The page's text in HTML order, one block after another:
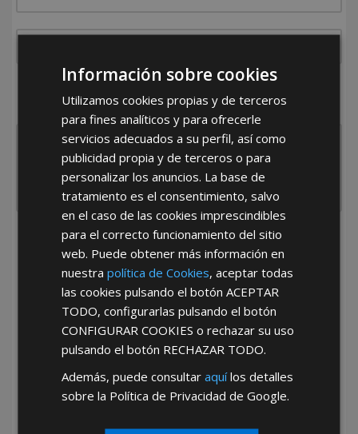
España
Portugal Otros
He leído y acepto laPolítica de Privacidad
*Abstenerse particulares, sólo venta a tiendas y empresas minoristas y
Información sobre cookies
Utilizamos cookies propias y de terceros
para fines analíticos y para ofrecerle
servicios adecuados a su perfil, así como
publicidad propia y de terceros o para
personalizar los anuncios. La base de
tratamiento es el consentimiento, salvo
en el caso de las cookies imprescindibles
para el correcto funcionamiento del sitio
web. Puede obtener más información en
nuestrapolítica de Cookies, aceptar todas
las cookies pulsando el botónACEPTAR
TODO, configurarlas pulsando el botón
CONFIGURAR COOKIES o rechazar su uso
pulsando el botón RECHAZAR TODO.
Además, puede consultaraquílos detalles
sobre la Política de Privacidad de Google.